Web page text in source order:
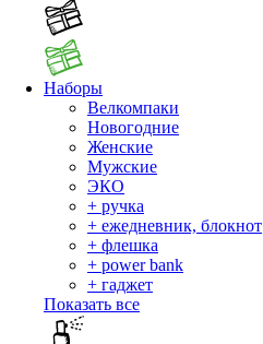
Наборы
Велкомпаки
Новогодние
Женские
Мужские
ЭКО
+ ручка
+ ежедневник, блокнот
+ флешка
+ power bank
+ гаджет
Показать все